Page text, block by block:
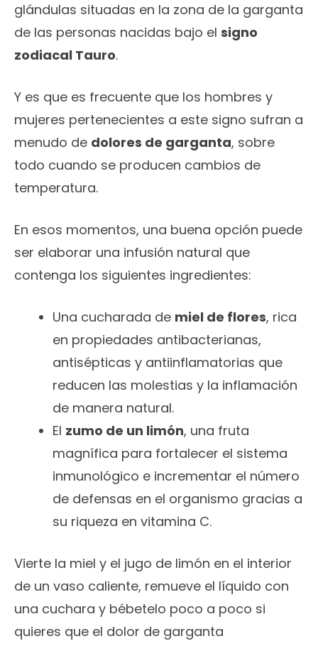
glándulas situadas en la zona de la garganta
de las personas nacidas bajo el signo
zodiacal Tauro.
Y es que es frecuente que los hombres y
mujeres pertenecientes a este signo sufran a
menudo de dolores de garganta, sobre
todo cuando se producen cambios de
temperatura.
En esos momentos, una buena opción puede
ser elaborar una infusión natural que
contenga los siguientes ingredientes:
Una cucharada de miel de flores, rica
en propiedades antibacterianas,
antisépticas y antiinflamatorias que
reducen las molestias y la inflamación
de manera natural.
El zumo de un limón, una fruta
magnífica para fortalecer el sistema
inmunológico e incrementar el número
de defensas en el organismo gracias a
su riqueza en vitamina C.
Vierte la miel y el jugo de limón en el interior
de un vaso caliente, remueve el líquido con
una cuchara y bébetelo poco a poco si
quieres que el dolor de garganta